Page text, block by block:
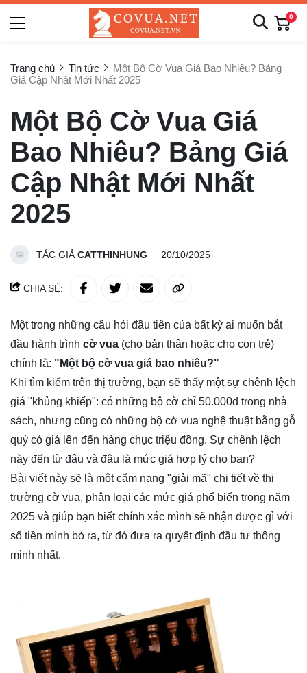
0
Trang chủ Tin tức
Một Bộ Cờ Vua Giá Bao Nhiêu? Bảng
Giá Cập Nhật Mới Nhất 2025
Một Bộ Cờ Vua Giá
Bao Nhiêu? Bảng Giá
Cập Nhật Mới Nhất
2025
TÁC GIẢCATTHINHUNG 20/10/2025
CHIA SẺ:
Một trong những câu hỏi đầu tiên của bất kỳ ai muốn bắt
đầu hành trình cờ vua (cho bản thân hoặc cho con trẻ)
chính là: "Một bộ cờ vua giá bao nhiêu?"
Khi tìm kiếm trên thị trường, bạn sẽ thấy một sự chênh lệch
giá "khủng khiếp": có những bộ cờ chỉ 50.000đ trong nhà
sách, nhưng cũng có những bộ cờ vua nghệ thuật bằng gỗ
quý có giá lên đến hàng chục triệu đồng. Sự chênh lệch
này đến từ đâu và đâu là mức giá hợp lý cho bạn?
Bài viết này sẽ là một cẩm nang "giải mã" chi tiết về thị
trường cờ vua, phân loại các mức giá phổ biến trong năm
2025 và giúp bạn biết chính xác mình sẽ nhận được gì với
số tiền mình bỏ ra, từ đó đưa ra quyết định đầu tư thông
minh nhất.